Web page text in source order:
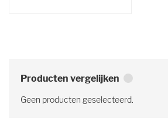
Producten vergelijken
Geen producten geselecteerd.